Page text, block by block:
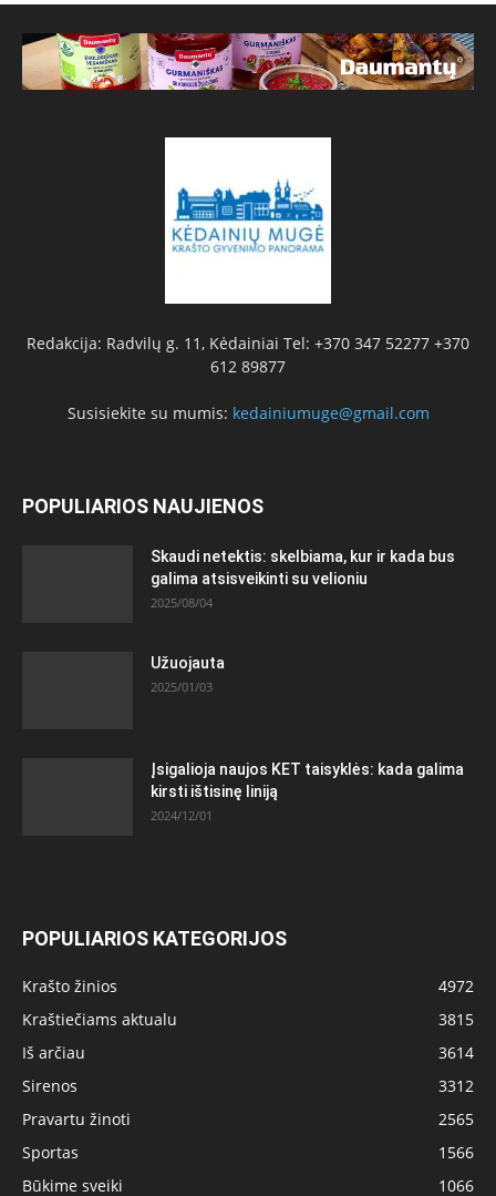
Redakcija: Radvilų g. 11, Kėdainiai Tel: +370 347 52277 +370
612 89877
Susisiekite su mumis: kedainiumuge@gmail.com
POPULIARIOS NAUJIENOS
Skaudi netektis: skelbiama, kur ir kada bus
galima atsisveikinti su velioniu
2025/08/04
Užuojauta
2025/01/03
Įsigalioja naujos KET taisyklės: kada galima
kirsti ištisinę liniją
2024/12/01
POPULIARIOS KATEGORIJOS
Krašto žinios
4972
Kraštiečiams aktualu
3815
Iš arčiau
3614
Sirenos
3312
Pravartu žinoti
2565
Sportas
1566
Būkime sveiki
1066